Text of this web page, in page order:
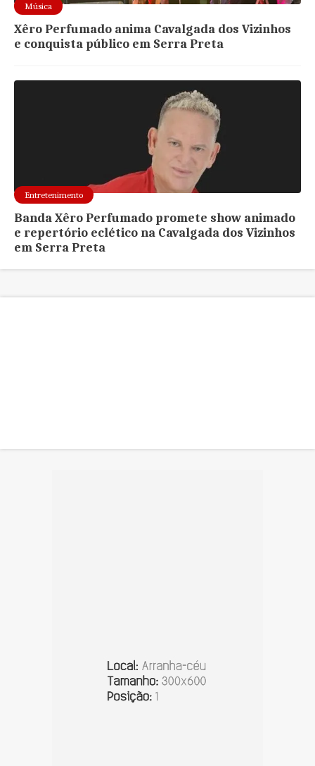
Música
Xêro Perfumado anima Cavalgada dos Vizinhos
e conquista público em Serra Preta
Entretenimento
Banda Xêro Perfumado promete show animado
e repertório eclético na Cavalgada dos Vizinhos
em Serra Preta